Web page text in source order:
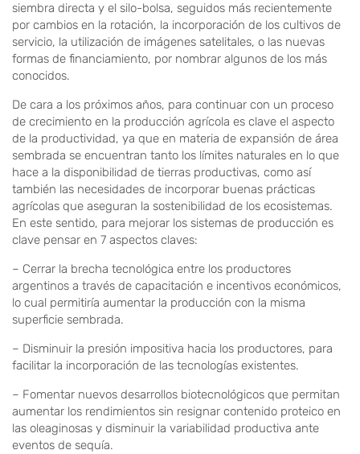
siembra directa y el silo-bolsa, seguidos más recientemente
por cambios en la rotación, la incorporación de los cultivos de
servicio, la utilización de imágenes satelitales, o las nuevas
formas de financiamiento, por nombrar algunos de los más
conocidos.
De cara a los próximos años, para continuar con un proceso
de crecimiento en la producción agrícola es clave el aspecto
de la productividad, ya que en materia de expansión de área
sembrada se encuentran tanto los límites naturales en lo que
hace a la disponibilidad de tierras productivas, como así
también las necesidades de incorporar buenas prácticas
agrícolas que aseguran la sostenibilidad de los ecosistemas.
En este sentido, para mejorar los sistemas de producción es
clave pensar en 7 aspectos claves:
– Cerrar la brecha tecnológica entre los productores
argentinos a través de capacitación e incentivos económicos,
lo cual permitiría aumentar la producción con la misma
superficie sembrada.
– Disminuir la presión impositiva hacia los productores, para
facilitar la incorporación de las tecnologías existentes.
– Fomentar nuevos desarrollos biotecnológicos que permitan
aumentar los rendimientos sin resignar contenido proteico en
las oleaginosas y disminuir la variabilidad productiva ante
eventos de sequía.